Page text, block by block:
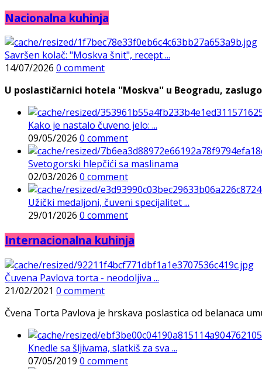
Nacionalna kuhinja
Savršen kolač: "Moskva šnit", recept ...
14/07/2026 0 comment
U poslastičarnici hotela ''Moskva'' u Beogradu,
Kako je nastalo čuveno jelo: ...
09/05/2026 0 comment
Svetogorski hlepčići sa maslinama
02/03/2026 0 comment
Užički medaljoni, čuveni specijalitet ...
29/01/2026 0 comment
Internacionalna kuhinja
Čuvena Pavlova torta - neodoljiva ...
21/02/2021 0 comment
Čvena Torta Pavlova je hrskava poslastica od belanaca
Knedle sa šljivama, slatkiš za sva ...
07/05/2019 0 comment